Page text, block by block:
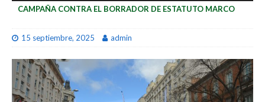
CAMPAÑA CONTRA EL BORRADOR DE ESTATUTO MARCO
15 septiembre, 2025 admin